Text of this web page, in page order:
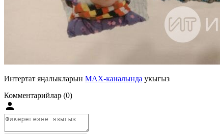
Интертат яңалыкларын MAX-каналында укыгыз
Комментарийлар (0)